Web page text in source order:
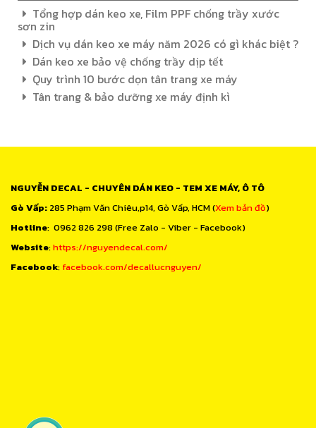
Tổng hợp dán keo xe, Film PPF chống trầy xước
sơn zin
Dịch vụ dán keo xe máy năm 2026 có gì khác biệt ?
Dán keo xe bảo vệ chống trầy dịp tết
Quy trình 10 bước dọn tân trang xe máy
Tân trang & bảo dưỡng xe máy định kì
NGUYỄN DECAL - CHUYÊN DÁN KEO - TEM XE MÁY, Ô TÔ
Gò Vấp: 285 Phạm Văn Chiêu,p14, Gò Vấp, HCM (Xem bản đồ)
Hotline: 0962 826 298 (Free Zalo - Viber - Facebook)
Website:https://nguyendecal.com/
Facebook: facebook.com/decallucnguyen/